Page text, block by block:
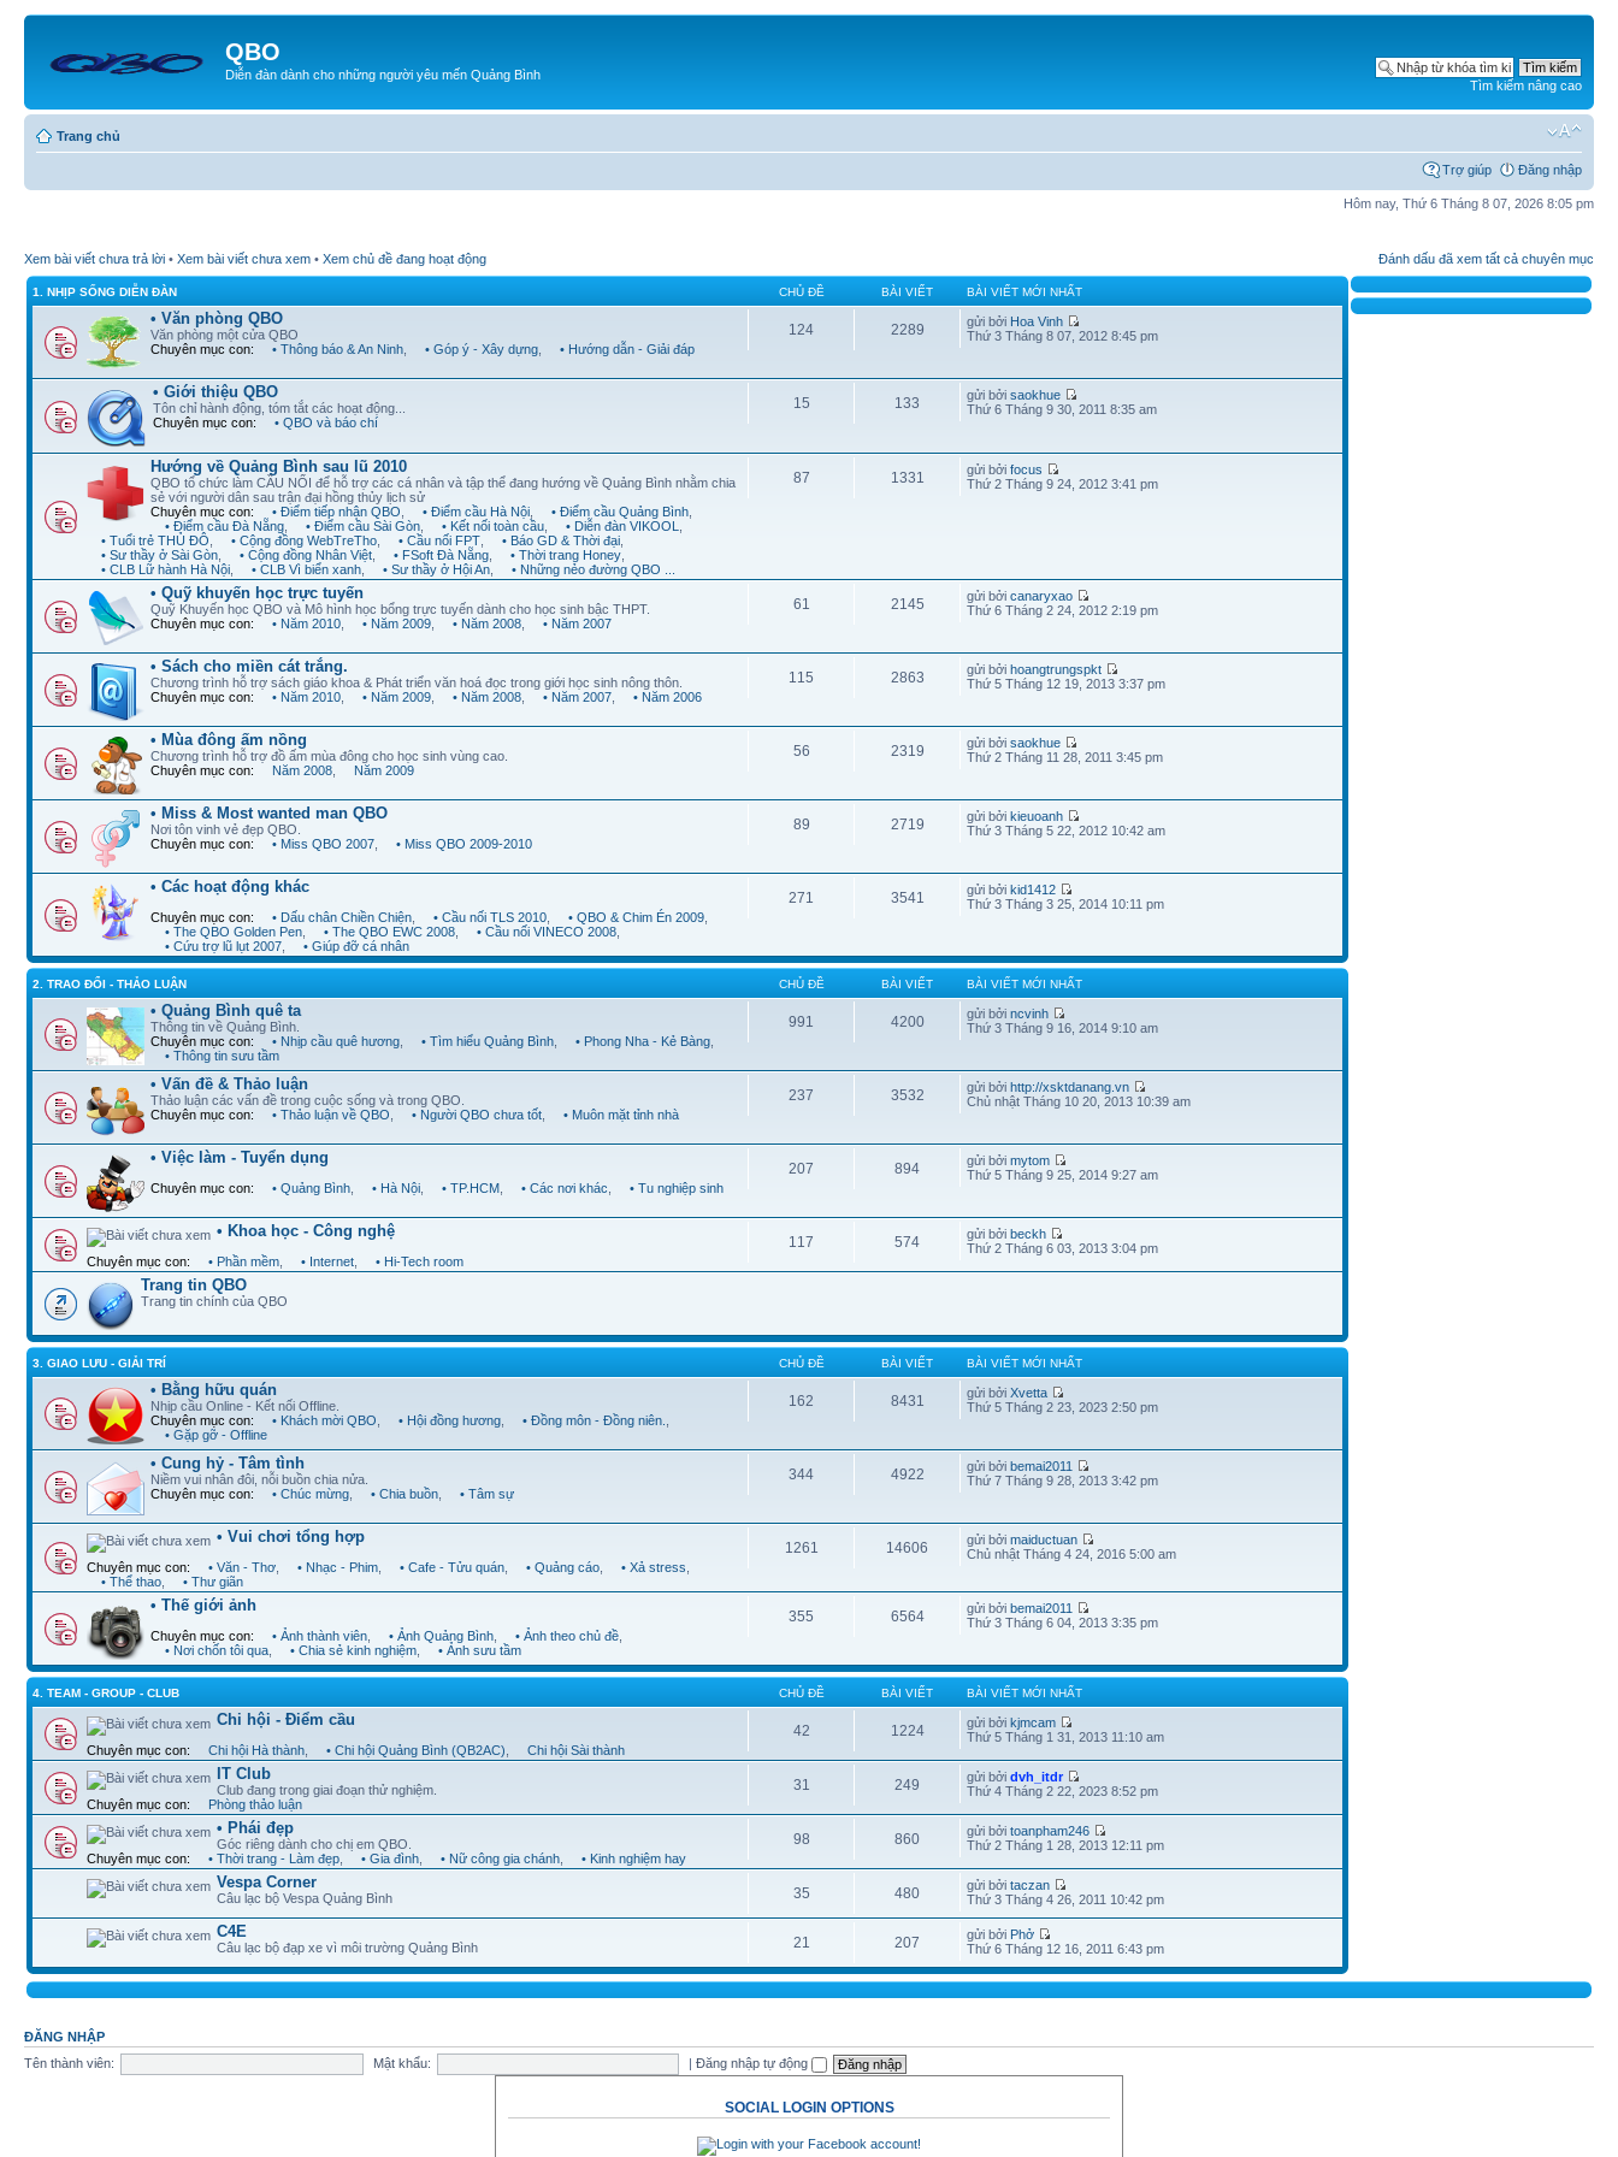
QBO
Diễn đàn dành cho những người yêu mến Quảng Bình
Tìm kiếm nâng cao
Trang chủ
Trợ giúp Đăng nhập
Hôm nay, Thứ 6 Tháng 8 07, 2026 8:05 pm
Xem bài viết chưa trả lời • Xem bài viết chưa xem • Xem chủ đề đang hoạt động Đánh dấu đã xem tất cả chuyên mục
1. NHỊP SỐNG DIỄN ĐÀN CHỦ ĐỀ BÀI VIẾT BÀI VIẾT MỚI NHẤT
• Văn phòng QBO
Văn phòng một cửa QBO
Chuyên mục con:
• Thông báo & An Ninh • Góp ý - Xây dựng • Hướng dẫn - Giải đáp
124 2289 gửi bởi Hoa Vinh
Thứ 3 Tháng 8 07, 2012 8:45 pm
• Giới thiệu QBO
Tôn chỉ hành động, tóm tắt các hoạt động...
Chuyên mục con:
• QBO và báo chí
15 133 gửi bởisaokhue
Thứ 6 Tháng 9 30, 2011 8:35 am
Hướng về Quảng Bình sau lũ 2010
QBO tổ chức làm CẦU NỐI để hỗ trợ các cá nhân và tập thể đang hướng về Quảng Bình nhằm chia
sẻ với người dân sau trận đại hồng thủy lịch sử
Chuyên mục con:
• Điểm tiếp nhận QBO • Điểm cầu Hà Nội • Điểm cầu Quảng Bình
• Điểm cầu Đà Nẵng
• Điểm cầu Sài Gòn • Kết nối toàn cầu • Diễn đàn VIKOOL
• Tuổi trẻ THỦ ĐÔ
• Cộng đồng WebTreTho • Cầu nối FPT • Báo GD & Thời đại
• Sư thầy ở Sài Gòn
• Cộng đồng Nhân Việt • FSoft Đà Nẵng • Thời trang Honey
• CLB Lữ hành Hà Nội
• CLB Vì biển xanh • Sư thầy ở Hội An • Những nẻo đường QBO ...
87 1331 gửi bởifocus
Thứ 2 Tháng 9 24, 2012 3:41 pm
• Quỹ khuyến học trực tuyến
Quỹ Khuyến học QBO và Mô hình học bổng trực tuyến dành cho học sinh bậc THPT.
Chuyên mục con:
• Năm 2010 • Năm 2009 • Năm 2008 • Năm 2007
61 2145 gửi bởicanaryxao
Thứ 6 Tháng 2 24, 2012 2:19 pm
• Sách cho miền cát trắng.
Chương trình hỗ trợ sách giáo khoa & Phát triển văn hoá đọc trong giới học sinh nông thôn.
Chuyên mục con:
• Năm 2010 • Năm 2009 • Năm 2008 • Năm 2007 • Năm 2006
115 2863 gửi bởihoangtrungspkt
Thứ 5 Tháng 12 19, 2013 3:37 pm
• Mùa đông ấm nồng
Chương trình hỗ trợ đồ ấm mùa đông cho học sinh vùng cao.
Chuyên mục con:
Năm 2008 Năm 2009
56 2319 gửi bởisaokhue
Thứ 2 Tháng 11 28, 2011 3:45 pm
• Miss & Most wanted man QBO
Nơi tôn vinh vẻ đẹp QBO.
Chuyên mục con:
• Miss QBO 2007 • Miss QBO 2009-2010
89 2719 gửi bởikieuoanh
Thứ 3 Tháng 5 22, 2012 10:42 am
• Các hoạt động khác
Chuyên mục con: • Dấu chân Chiền Chiện • Cầu nối TLS 2010 • QBO & Chim Én 2009
• The QBO Golden Pen
• The QBO EWC 2008 • Cầu nối VINECO 2008
• Cứu trợ lũ lụt 2007
• Giúp đỡ cá nhân
271 3541 gửi bởikid1412
Thứ 3 Tháng 3 25, 2014 10:11 pm
2. TRAO ĐỔI - THẢO LUẬN CHỦ ĐỀ BÀI VIẾT BÀI VIẾT MỚI NHẤT
• Quảng Bình quê ta
Thông tin về Quảng Bình.
Chuyên mục con:
• Nhịp cầu quê hương • Tìm hiểu Quảng Bình • Phong Nha - Kẻ Bàng
• Thông tin sưu tầm
991 4200 gửi bởincvinh
Thứ 3 Tháng 9 16, 2014 9:10 am
• Vấn đề & Thảo luận
Thảo luận các vấn đề trong cuộc sống và trong QBO.
Chuyên mục con:
• Thảo luận về QBO • Người QBO chưa tốt • Muôn mặt tỉnh nhà
237 3532 gửi bởihttp://xsktdanang.vn
Chủ nhật Tháng 10 20, 2013 10:39 am
• Việc làm - Tuyển dụng
Chuyên mục con: • Quảng Bình • Hà Nội • TP.HCM • Các nơi khác • Tu nghiệp sinh
207 894 gửi bởimytom
Thứ 5 Tháng 9 25, 2014 9:27 am
• Khoa học - Công nghệ
Chuyên mục con: • Phần mềm • Internet • Hi-Tech room
117 574 gửi bởibeckh
Thứ 2 Tháng 6 03, 2013 3:04 pm
Trang tin QBO
Trang tin chính của QBO
3. GIAO LƯU - GIẢI TRÍ CHỦ ĐỀ BÀI VIẾT BÀI VIẾT MỚI NHẤT
• Bằng hữu quán
Nhịp cầu Online - Kết nối Offline.
Chuyên mục con:
• Khách mời QBO • Hội đồng hương • Đồng môn - Đồng niên.
• Gặp gỡ - Offline
162 8431 gửi bởiXvetta
Thứ 5 Tháng 2 23, 2023 2:50 pm
• Cung hỷ - Tâm tình
Niềm vui nhân đôi, nỗi buồn chia nửa.
Chuyên mục con:
• Chúc mừng • Chia buồn • Tâm sự
344 4922 gửi bởibemai2011
Thứ 7 Tháng 9 28, 2013 3:42 pm
• Vui chơi tổng hợp
Chuyên mục con: • Văn - Thơ • Nhạc - Phim • Cafe - Tửu quán • Quảng cáo • Xả stress
• Thể thao
• Thư giãn
1261 14606 gửi bởimaiductuan
Chủ nhật Tháng 4 24, 2016 5:00 am
• Thế giới ảnh
Chuyên mục con: • Ảnh thành viên • Ảnh Quảng Bình • Ảnh theo chủ đề
• Nơi chốn tôi qua
• Chia sẻ kinh nghiệm • Ảnh sưu tầm
355 6564 gửi bởibemai2011
Thứ 3 Tháng 6 04, 2013 3:35 pm
4. TEAM - GROUP - CLUB CHỦ ĐỀ BÀI VIẾT BÀI VIẾT MỚI NHẤT
Chi hội - Điểm cầu
Chuyên mục con: Chi hội Hà thành • Chi hội Quảng Bình (QB2AC) Chi hội Sài thành
42 1224 gửi bởikjmcam
Thứ 5 Tháng 1 31, 2013 11:10 am
IT Club
Club đang trong giai đoạn thử nghiệm.
Chuyên mục con:
Phòng thảo luận
31 249 gửi bởidvh_itdr
Thứ 4 Tháng 2 22, 2023 8:52 pm
• Phái đẹp
Góc riêng dành cho chị em QBO.
Chuyên mục con:
• Thời trang - Làm đẹp • Gia đình • Nữ công gia chánh • Kinh nghiệm hay
98 860 gửi bởitoanpham246
Thứ 2 Tháng 1 28, 2013 12:11 pm
Vespa Corner
Câu lạc bộ Vespa Quảng Bình 35 480 gửi bởitaczan
Thứ 3 Tháng 4 26, 2011 10:42 pm
C4E
Câu lạc bộ đạp xe vì môi trường Quảng Bình 21 207 gửi bởi Phở
Thứ 6 Tháng 12 16, 2011 6:43 pm
ĐĂNG NHẬP
Tên thành viên:
Mật khẩu: |Đăng nhập tự động
SOCIAL LOGIN OPTIONS